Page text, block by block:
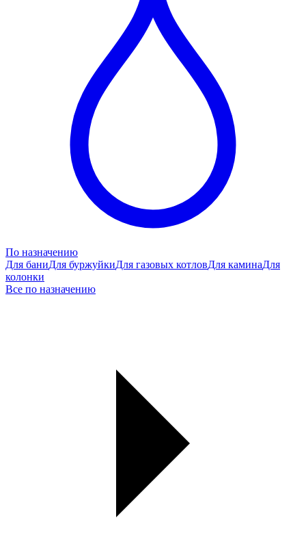
По назначению
Для баниДля буржуйкиДля газовых котловДля каминаДля
колонки
Все по назначению